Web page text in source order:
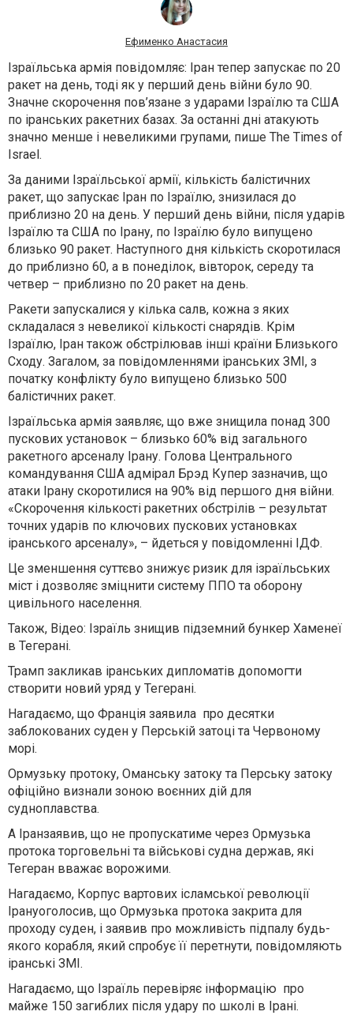
Ефименко Анастасия
Ізраїльська армія повідомляє: Іран тепер запускає по 20
ракет на день, тоді як у перший день війни було 90.
Значне скорочення пов’язане з ударами Ізраїлю та США
по іранських ракетних базах. За останні дні атакують
значно менше і невеликими групами, пише The Times of
Israel.
За даними Ізраїльської армії, кількість балістичних
ракет, що запускає Іран по Ізраїлю, знизилася до
приблизно 20 на день. У перший день війни, після ударів
Ізраїлю та США по Ірану, по Ізраїлю було випущено
близько 90 ракет. Наступного дня кількість скоротилася
до приблизно 60, а в понеділок, вівторок, середу та
четвер – приблизно по 20 ракет на день.
Ракети запускалися у кілька салв, кожна з яких
складалася з невеликої кількості снарядів. Крім
Ізраїлю, Іран також обстрілював інші країни Близького
Сходу. Загалом, за повідомленнями іранських ЗМІ, з
початку конфлікту було випущено близько 500
балістичних ракет.
Ізраїльська армія заявляє, що вже знищила понад 300
пускових установок – близько 60% від загального
ракетного арсеналу Ірану. Голова Центрального
командування США адмірал Брэд Купер зазначив, що
атаки Ірану скоротилися на 90% від першого дня війни.
«Скорочення кількості ракетних обстрілів – результат
точних ударів по ключових пускових установках
іранського арсеналу», – йдеться у повідомленні ІДФ.
Це зменшення суттєво знижує ризик для ізраїльських
міст і дозволяє зміцнити систему ППО та оборону
цивільного населення.
Також, Відео: Ізраїль знищив підземний бункер Хаменеї
в Тегерані.
Трамп закликав іранських дипломатів допомогти
створити новий уряд у Тегерані.
Нагадаємо, що Франція заявила про десятки
заблокованих суден у Перській затоці та Червоному
морі.
Ормузьку протоку, Оманську затоку та Перську затоку
офіційно визнали зоною воєнних дій для
судноплавства.
А Іранзаявив, що не пропускатиме через Ормузька
протока торговельні та військові судна держав, які
Тегеран вважає ворожими.
Нагадаємо, Корпус вартових ісламської революції
Ірануоголосив, що Ормузька протока закрита для
проходу суден, і заявив про можливість підпалу будь-
якого корабля, який спробує її перетнути, повідомляють
іранські ЗМІ.
Нагадаємо, що Ізраїль перевіряє інформацію про
майже 150 загиблих після удару по школі в Ірані.